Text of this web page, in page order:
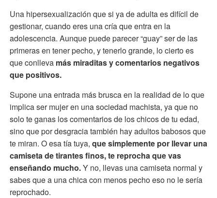
Una hipersexualización que si ya de adulta es difícil de
gestionar, cuando eres una cría que entra en la
adolescencia. Aunque puede parecer “guay” ser de las
primeras en tener pecho, y tenerlo grande, lo cierto es
que conlleva más miraditas y comentarios negativos
que positivos.
Supone una entrada más brusca en la realidad de lo que
implica ser mujer en una sociedad machista, ya que no
solo te ganas los comentarios de los chicos de tu edad,
sino que por desgracia también hay adultos babosos que
te miran. O esa tía tuya, que simplemente por llevar una
camiseta de tirantes finos, te reprocha que vas
enseñando mucho.Y no, llevas una camiseta normal y
sabes que a una chica con menos pecho eso no le sería
reprochado.